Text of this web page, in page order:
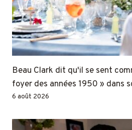
Beau Clark dit qu'il se sent
foyer des années 1950 » dans
6 août 2026